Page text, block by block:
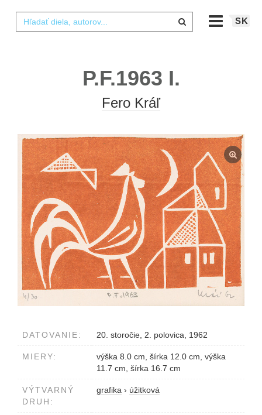
SK
P.F.1963 I.
Fero Kráľ
DATOVANIE: 20. storočie, 2. polovica, 1962
MIERY:
výška 8.0 cm, šírka 12.0 cm, výška
11.7 cm, šírka 16.7 cm
VÝTVARNÝ
DRUH:
grafika › úžitková